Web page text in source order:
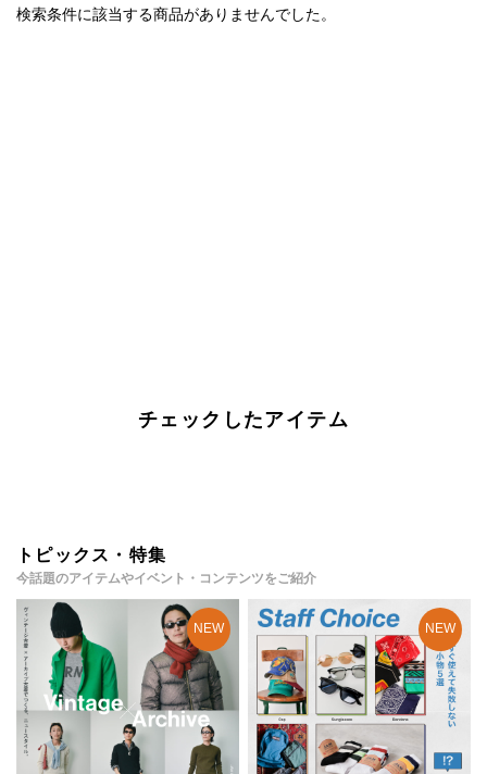
検索条件に該当する商品がありませんでした。
チェックしたアイテム
トピックス・特集
今話題のアイテムやイベント・コンテンツをご紹介